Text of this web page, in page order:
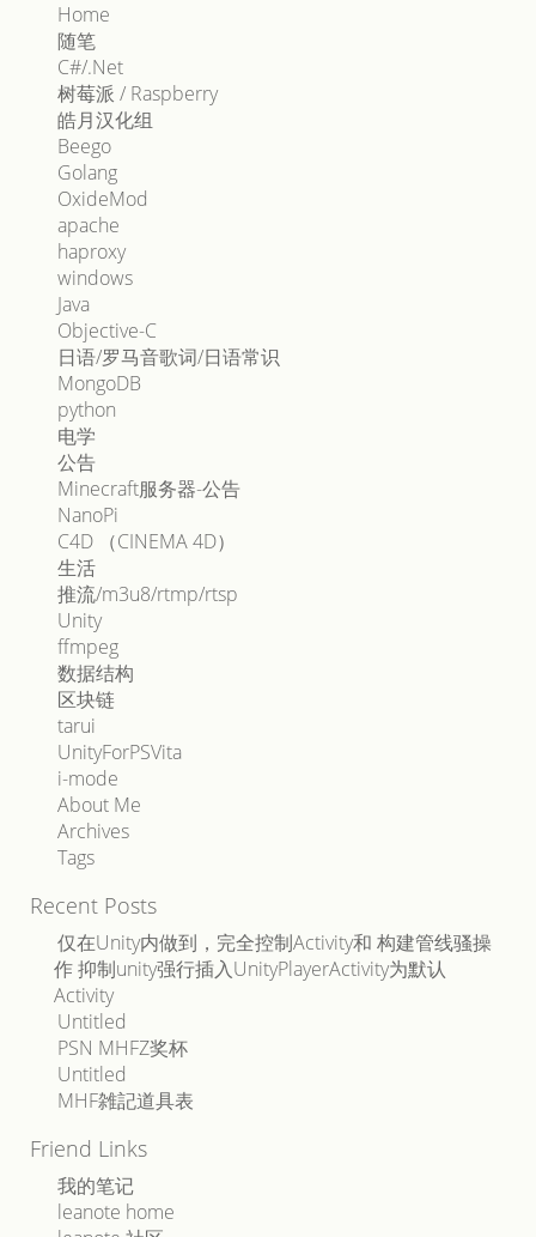
Home
随笔
C#/.Net
树莓派 / Raspberry
皓月汉化组
Beego
Golang
OxideMod
apache
haproxy
windows
Java
Objective-C
日语/罗马音歌词/日语常识
MongoDB
python
电学
公告
Minecraft服务器-公告
NanoPi
C4D （CINEMA 4D）
生活
推流/m3u8/rtmp/rtsp
Unity
ffmpeg
数据结构
区块链
tarui
UnityForPSVita
i-mode
About Me
Archives
Tags
Recent Posts
仅在Unity内做到，完全控制Activity和 构建管线骚操
作 抑制unity强行插入UnityPlayerActivity为默认
Activity
Untitled
PSN MHFZ奖杯
Untitled
MHF雑記道具表
Friend Links
我的笔记
leanote home